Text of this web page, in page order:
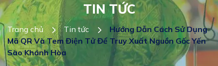
TIN TỨC
Trang chủ Tin tức
Hướng Dẫn Cách Sử Dụng
Mã QR Và Tem Điện Tử Để Truy Xuất Nguồn Gốc Yến
Sào Khánh Hòa